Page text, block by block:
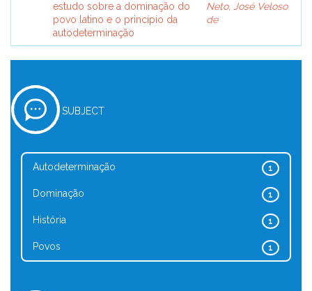
estudo sobre a dominação do
povo latino e o princípio da
autodeterminação
Neto, José Veloso
de
SUBJECT
1
Autodeterminação
1
Dominação
1
História
1
Povos